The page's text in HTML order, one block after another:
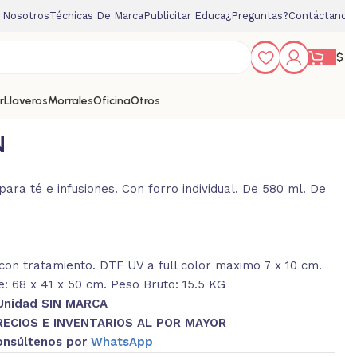
NosotrosTécnicas De MarcaPublicitar Educa¿Preguntas?
$
LlaverosMorralesOficinaOtros
té e infusiones. Con forro individual. De 580 ml. De
tratamiento. DTF UV a full color maximo 7 x 10 cm.
68 x 41 x 50 cm. Peso Bruto: 15.5 KG
SIN MARCA
E INVENTARIOS AL POR MAYOR
por WhatsApp